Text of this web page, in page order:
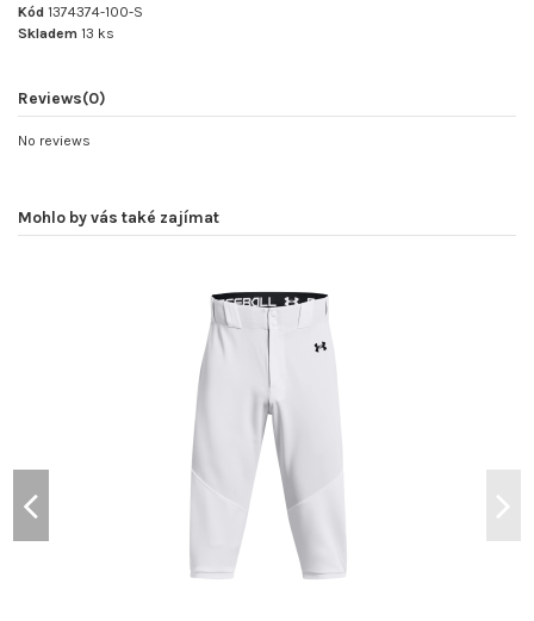
Kód 1374374-100-S
Skladem 13 ks
Reviews(0)
No reviews
Mohlo by vás také zajímat